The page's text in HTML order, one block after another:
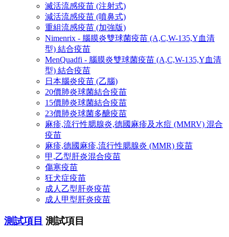
滅活流感疫苗 (注射式)
減活流感疫苗 (噴鼻式)
重組流感疫苗 (加強版)
Nimenrix - 腦膜炎雙球菌疫苗 (A,C,W-135,Y血清
型) 結合疫苗
MenQuadfi - 腦膜炎雙球菌疫苗 (A,C,W-135,Y血清
型) 結合疫苗
日本腦炎疫苗 (乙腦)
20價肺炎球菌結合疫苗
15價肺炎球菌結合疫苗
23價肺炎球菌多醣疫苗
麻疹,流行性腮腺炎,德國麻疹及水痘 (MMRV) 混合
疫苗
麻疹,德國麻疹,流行性腮腺炎 (MMR) 疫苗
甲,乙型肝炎混合疫苗
傷寒疫苗
狂犬症疫苗
成人乙型肝炎疫苗
成人甲型肝炎疫苗
測試項目 測試項目